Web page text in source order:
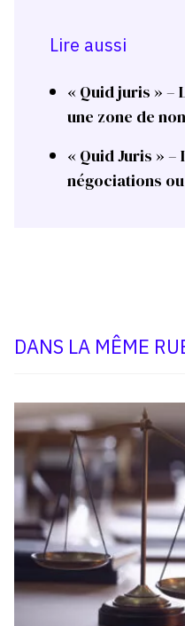
Lire aussi
« Quid juris » –
une zone de
« Quid Juris » –
négociations
DANS LA MÊME